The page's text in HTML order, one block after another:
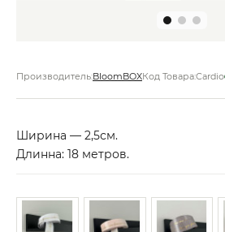
Производитель:BloomBOXКод Товара:Cardio
Ширина — 2,5см.
Длинна: 18 метров.